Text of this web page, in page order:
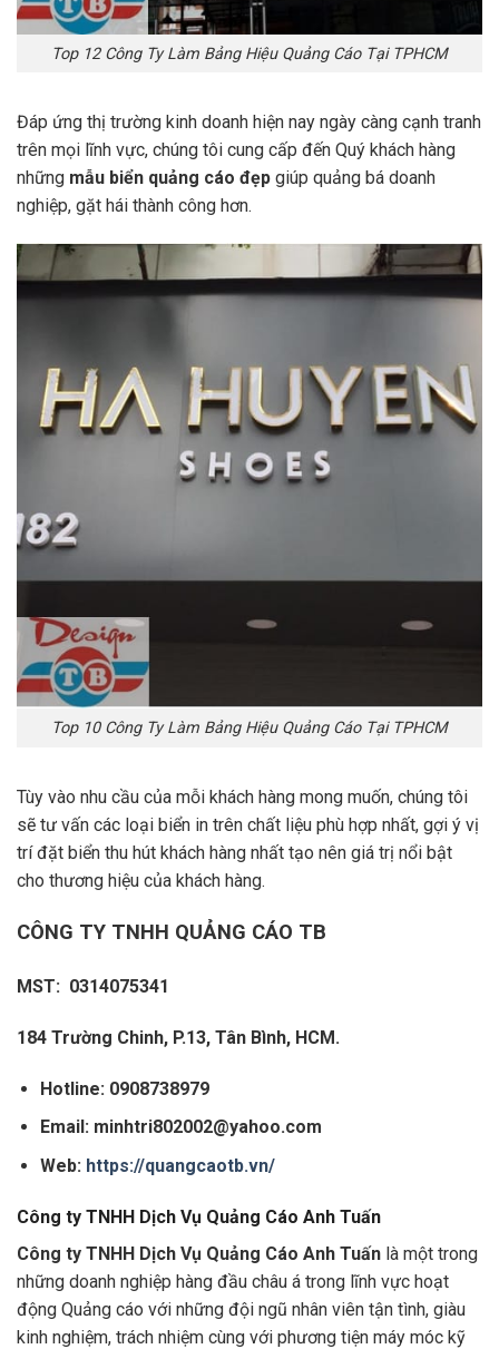
Top 12 Công Ty Làm Bảng Hiệu Quảng Cáo Tại TPHCM
Đáp ứng thị trường kinh doanh hiện nay ngày càng cạnh tranh
trên mọi lĩnh vực, chúng tôi cung cấp đến Quý khách hàng
những mẫu biển quảng cáo đẹp giúp quảng bá doanh
nghiệp, gặt hái thành công hơn.
Top 10 Công Ty Làm Bảng Hiệu Quảng Cáo Tại TPHCM
Tùy vào nhu cầu của mỗi khách hàng mong muốn, chúng tôi
sẽ tư vấn các loại biển in trên chất liệu phù hợp nhất, gợi ý vị
trí đặt biển thu hút khách hàng nhất tạo nên giá trị nổi bật
cho thương hiệu của khách hàng.
CÔNG TY TNHH QUẢNG CÁO TB
MST: 0314075341
184 Trường Chinh, P.13, Tân Bình, HCM.
Hotline: 0908738979
Email: minhtri802002@yahoo.com
Web: https://quangcaotb.vn/
Công ty TNHH Dịch Vụ Quảng Cáo Anh Tuấn
Công ty TNHH Dịch Vụ Quảng Cáo Anh Tuấn là một trong
những doanh nghiệp hàng đầu châu á trong lĩnh vực hoạt
động Quảng cáo với những đội ngũ nhân viên tận tình, giàu
kinh nghiệm, trách nhiệm cùng với phương tiện máy móc kỹ